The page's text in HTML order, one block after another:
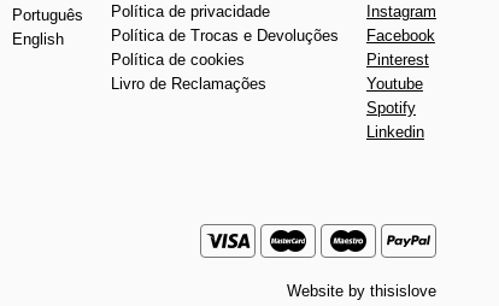
Português
English
Política de privacidade
Política de Trocas e Devoluções
Política de cookies
Livro de Reclamações
Instagram
Facebook
Pinterest
Youtube
Spotify
Linkedin
Website by thisislove